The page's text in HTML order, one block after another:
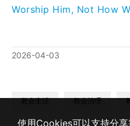
Worship Him, Not How
2026-04-03
教会生活 教会治理
使用Cookies可以支持分